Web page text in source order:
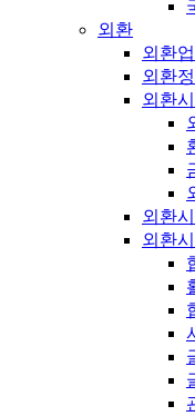
외환
외환
외환
외환
외환
외환